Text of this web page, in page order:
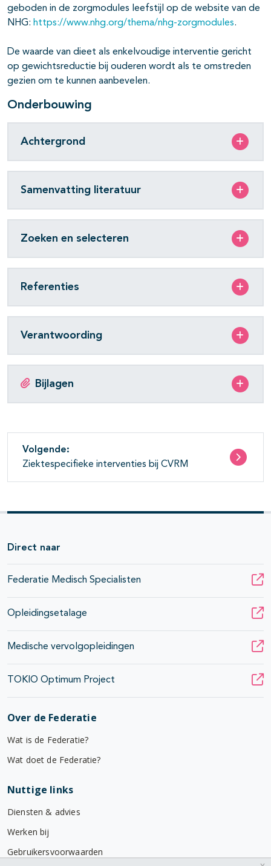
geboden in de zorgmodules leefstijl op de website van de
NHG: https://www.nhg.org/thema/nhg-zorgmodules.
De waarde van dieet als enkelvoudige interventie gericht
op gewichtsreductie bij ouderen wordt als te omstreden
gezien om te kunnen aanbevelen.
Onderbouwing
Achtergrond
Samenvatting literatuur
Zoeken en selecteren
Referenties
Verantwoording
Bijlagen
Volgende:
Ziektespecifieke interventies bij CVRM
Direct naar
Federatie Medisch Specialisten
Opleidingsetalage
Medische vervolgopleidingen
TOKIO Optimum Project
Over de Federatie
Wat is de Federatie?
Wat doet de Federatie?
Nuttige links
Diensten & advies
Werken bij
Gebruikersvoorwaarden